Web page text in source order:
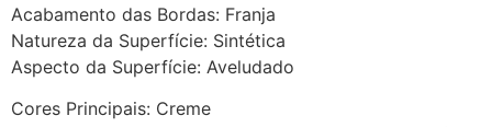
Acabamento das Bordas: Franja
Natureza da Superfície: Sintética
Aspecto da Superfície: Aveludado
Cores Principais: Creme